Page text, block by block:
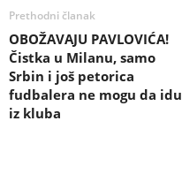
Prethodni članak
OBOŽAVAJU PAVLOVIĆA!
Čistka u Milanu, samo
Srbin i još petorica
fudbalera ne mogu da idu
iz kluba